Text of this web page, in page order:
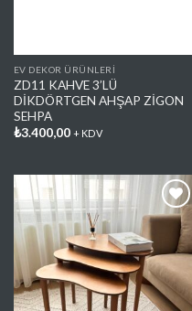
EV DEKOR ÜRÜNLERİ
ZD11 KAHVE 3’LÜ
DİKDÖRTGEN AHŞAP ZİGON
SEHPA
₺3.400,00 + KDV
Favorilere
Ekle